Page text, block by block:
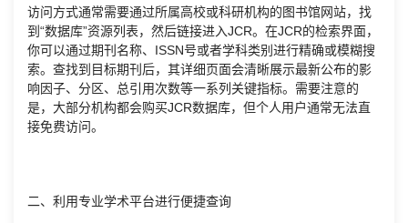
访问方式通常需要通过所属高校或科研机构的图书馆网站，找
到“数据库”资源列表，然后链接进入JCR。在JCR的检索界面，
你可以通过期刊名称、ISSN号或者学科类别进行精确或模糊搜
索。查找到目标期刊后，其详细页面会清晰展示最新公布的影
响因子、分区、总引用次数等一系列关键指标。需要注意的
是，大部分机构都会购买JCR数据库，但个人用户通常无法直
接免费访问。
二、利用专业学术平台进行便捷查询